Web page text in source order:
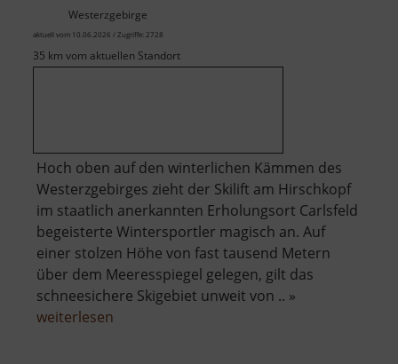
Westerzgebirge
aktuell vom 10.06.2026 / Zugriffe: 2728
35 km vom aktuellen Standort
Hoch oben auf den winterlichen Kämmen des
Westerzgebirges zieht der Skilift am Hirschkopf
im staatlich anerkannten Erholungsort Carlsfeld
begeisterte Wintersportler magisch an. Auf
einer stolzen Höhe von fast tausend Metern
über dem Meeresspiegel gelegen, gilt das
schneesichere Skigebiet unweit von .. »
weiterlesen